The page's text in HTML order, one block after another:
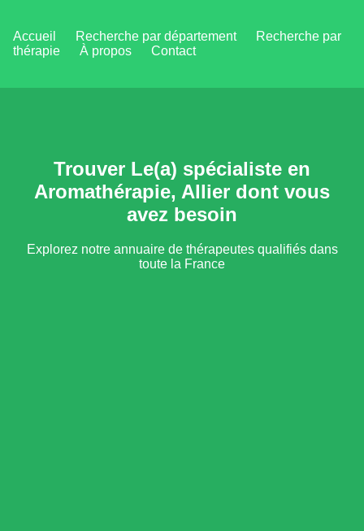
Accueil Recherche par département
Recherche par
thérapie
À propos Contact
Trouver Le(a) spécialiste en
Aromathérapie, Allier dont vous
avez besoin
Explorez notre annuaire de thérapeutes qualifiés dans
toute la France